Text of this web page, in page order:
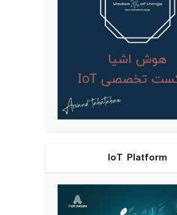
IoT Platform